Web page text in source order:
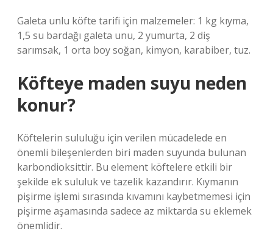
Galeta unlu köfte tarifi için malzemeler: 1 kg kıyma,
1,5 su bardağı galeta unu, 2 yumurta, 2 diş
sarımsak, 1 orta boy soğan, kimyon, karabiber, tuz.
Köfteye maden suyu neden
konur?
Köftelerin sululuğu için verilen mücadelede en
önemli bileşenlerden biri maden suyunda bulunan
karbondioksittir. Bu element köftelere etkili bir
şekilde ek sululuk ve tazelik kazandırır. Kıymanın
pişirme işlemi sırasında kıvamını kaybetmemesi için
pişirme aşamasında sadece az miktarda su eklemek
önemlidir.